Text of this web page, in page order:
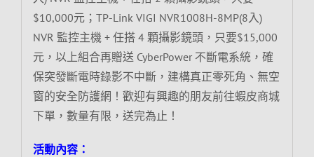
$10,000元；TP-Link VIGI NVR1008H-8MP(8入)
NVR 監控主機 + 任搭 4 顆攝影鏡頭，只要$15,000
元，以上組合再贈送 CyberPower 不斷電系統，確
保突發斷電時錄影不中斷，建構真正零死角、無空
窗的安全防護網！歡迎有興趣的朋友前往蝦皮商城
下單，數量有限，送完為止！
活動內容：